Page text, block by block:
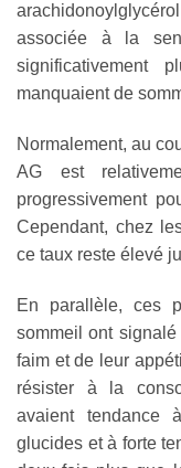
associée à la
significativement
manquaient de
Normalement, au
AG est
progressivement
Cependant, chez
ce taux reste élevé
En parallèle, ces
sommeil ont
faim et de leur
résister à la
avaient tendance
glucides et à forte